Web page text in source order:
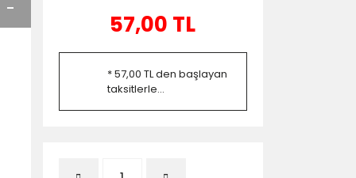
57,00 TL
* 57,00 TL den başlayan
taksitlerle...